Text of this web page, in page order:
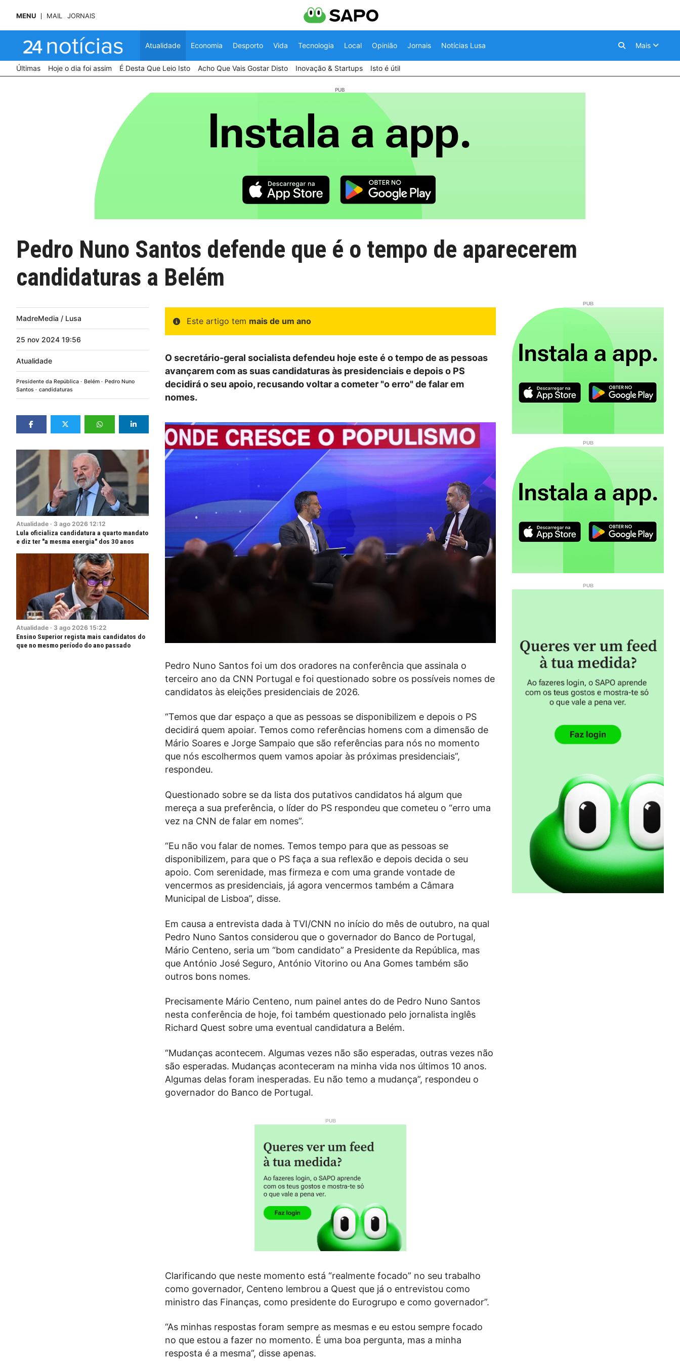
MENU MAIL JORNAIS
Atualidade Economia Desporto Vida Tecnologia Local Opinião Jornais Notícias Lusa Mais
Últimas Hoje o dia foi assim É Desta Que Leio Isto Acho Que Vais Gostar Disto Inovação & Startups Isto é útil
Pedro Nuno Santos defende que é o tempo de aparecerem
candidaturas a Belém
MadreMedia / Lusa
25 nov 2024 19:56
Atualidade
Presidente da República Belém
Pedro Nuno
Santos
candidaturas
Atualidade · 3 ago 2026 12:12
Lula oficializa candidatura a quarto mandato
e diz ter "a mesma energia" dos 30 anos
Atualidade · 3 ago 2026 15:22
Ensino Superior regista mais candidatos do
que no mesmo período do ano passado
Este artigo tem mais de um ano
O secretário-geral socialista defendeu hoje este é o tempo de as pessoas
avançarem com as suas candidaturas às presidenciais e depois o PS
decidirá o seu apoio, recusando voltar a cometer "o erro" de falar em
nomes.
Pedro Nuno Santos foi um dos oradores na conferência que assinala o
terceiro ano da CNN Portugal e foi questionado sobre os possíveis nomes de
candidatos às eleições presidenciais de 2026.
“Temos que dar espaço a que as pessoas se disponibilizem e depois o PS
decidirá quem apoiar. Temos como referências homens com a dimensão de
Mário Soares e Jorge Sampaio que são referências para nós no momento
que nós escolhermos quem vamos apoiar às próximas presidenciais”,
respondeu.
Questionado sobre se da lista dos putativos candidatos há algum que
mereça a sua preferência, o líder do PS respondeu que cometeu o “erro uma
vez na CNN de falar em nomes”.
“Eu não vou falar de nomes. Temos tempo para que as pessoas se
disponibilizem, para que o PS faça a sua reflexão e depois decida o seu
apoio. Com serenidade, mas firmeza e com uma grande vontade de
vencermos as presidenciais, já agora vencermos também a Câmara
Municipal de Lisboa”, disse.
Em causa a entrevista dada à TVI/CNN no início do mês de outubro, na qual
Pedro Nuno Santos considerou que o governador do Banco de Portugal,
Mário Centeno, seria um “bom candidato” a Presidente da República, mas
que António José Seguro, António Vitorino ou Ana Gomes também são
outros bons nomes.
Precisamente Mário Centeno, num painel antes do de Pedro Nuno Santos
nesta conferência de hoje, foi também questionado pelo jornalista inglês
Richard Quest sobre uma eventual candidatura a Belém.
“Mudanças acontecem. Algumas vezes não são esperadas, outras vezes não
são esperadas. Mudanças aconteceram na minha vida nos últimos 10 anos.
Algumas delas foram inesperadas. Eu não temo a mudança”, respondeu o
governador do Banco de Portugal.
Clarificando que neste momento está “realmente focado” no seu trabalho
como governador, Centeno lembrou a Quest que já o entrevistou como
ministro das Finanças, como presidente do Eurogrupo e como governador”.
“As minhas respostas foram sempre as mesmas e eu estou sempre focado
no que estou a fazer no momento. É uma boa pergunta, mas a minha
resposta é a mesma”, disse apenas.